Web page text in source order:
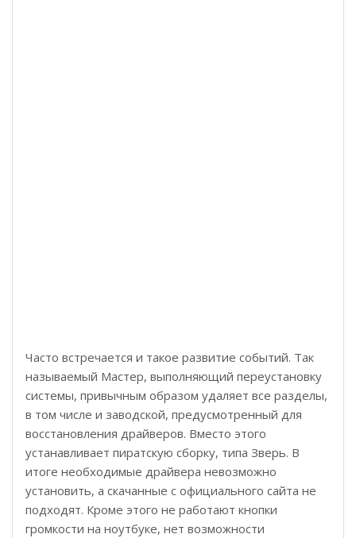
Часто встречается и такое развитие событий. Так
называемый Мастер, выполняющий переустановку
системы, привычным образом удаляет все разделы,
в том числе и заводской, предусмотренный для
восстановления драйверов. Вместо этого
устанавливает пиратскую сборку, типа Зверь. В
итоге необходимые драйвера невозможно
установить, а скачанные с официального сайта не
подходят. Кроме этого не работают кнопки
громкости на ноутбуке, нет возможности